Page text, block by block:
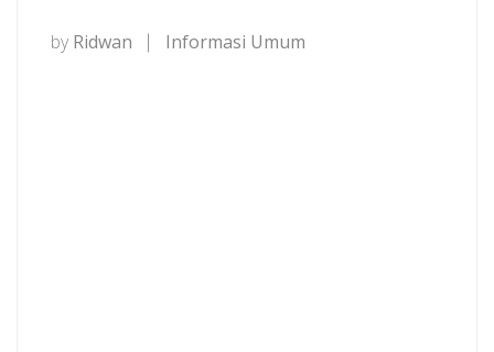
by Ridwan Informasi Umum